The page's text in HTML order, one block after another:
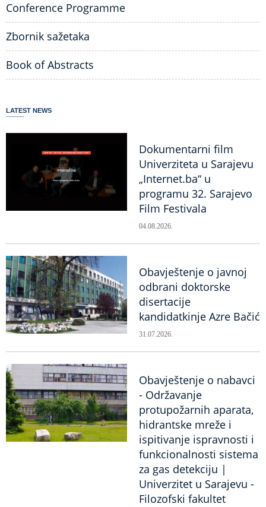
Conference Programme
Zbornik sažetaka
Book of Abstracts
LATEST NEWS
Dokumentarni film
Univerziteta u Sarajevu
„Internet.ba“ u
programu 32. Sarajevo
Film Festivala
04.08.2026.
Obavještenje o javnoj
odbrani doktorske
disertacije
kandidatkinje Azre Bačić
31.07.2026.
Obavještenje o nabavci
- Održavanje
protupožarnih aparata,
hidrantske mreže i
ispitivanje ispravnosti i
funkcionalnosti sistema
za gas detekciju |
Univerzitet u Sarajevu -
Filozofski fakultet